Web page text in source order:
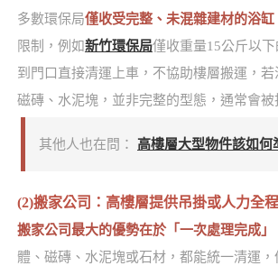
多數環保局僅收受完整、未混雜建材的浴缸
限制，例如新竹環保局僅收重量15公斤以
到門口直接清運上車，不協助樓層搬運，
磁磚、水泥塊，並非完整的型態，通常會被
其他人也在問：高樓層大型物件該如何
(2)搬家公司：高樓層提供吊掛或人力全
搬家公司最大的優勢在於「一次處理完成」
體、磁磚、水泥塊或石材，都能統一清運，